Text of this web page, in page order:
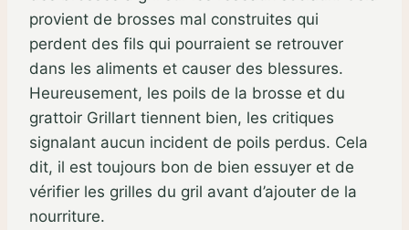
provient de brosses mal construites qui
perdent des fils qui pourraient se retrouver
dans les aliments et causer des blessures.
Heureusement, les poils de la brosse et du
grattoir Grillart tiennent bien, les critiques
signalant aucun incident de poils perdus. Cela
dit, il est toujours bon de bien essuyer et de
vérifier les grilles du gril avant d’ajouter de la
nourriture.